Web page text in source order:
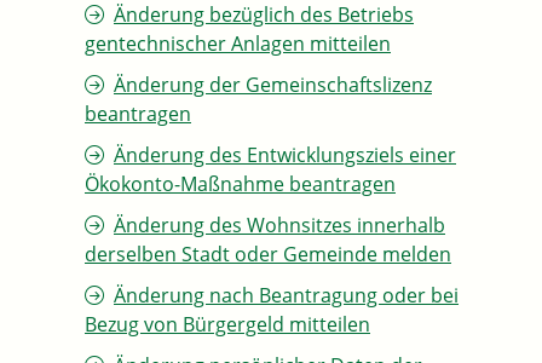
Änderung bezüglich des Betriebs
gentechnischer Anlagen mitteilen
Änderung der Gemeinschaftslizenz
beantragen
Änderung des Entwicklungsziels einer
Ökokonto-Maßnahme beantragen
Änderung des Wohnsitzes innerhalb
derselben Stadt oder Gemeinde melden
Änderung nach Beantragung oder bei
Bezug von Bürgergeld mitteilen